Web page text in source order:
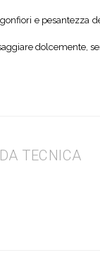
e pesantezza
dolcemente,
TECNICA